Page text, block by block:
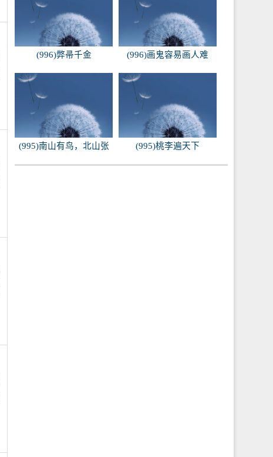
(996)弊帚千金 (996)画鬼容易画人难
(995)南山有鸟，北山张
罗
(995)桃李遍天下